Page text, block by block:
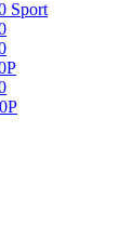
Sport